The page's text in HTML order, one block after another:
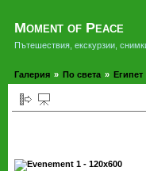
Moment of Peace
Пътешествия, екскурзии,
Галерия » По света » Египет